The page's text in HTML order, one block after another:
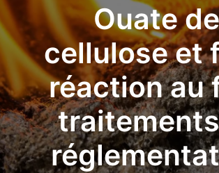
Ouate de
cellulose et
réaction au